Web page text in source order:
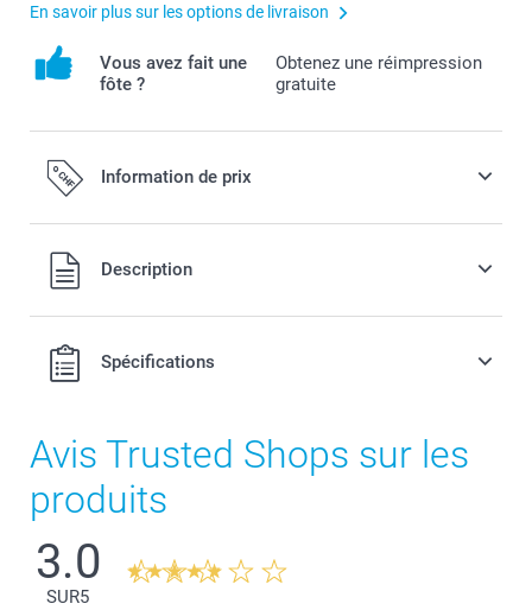
En savoir plus sur les options de livraison
Vous avez fait une
fôte ?
Obtenez une réimpression
gratuite
Information de prix
Tous les prix sont en francs suisses (CHF), TVA incluse et
hors frais de port.
Description
Spécifications
Avis Trusted Shops sur les
produits
3.0
SUR5